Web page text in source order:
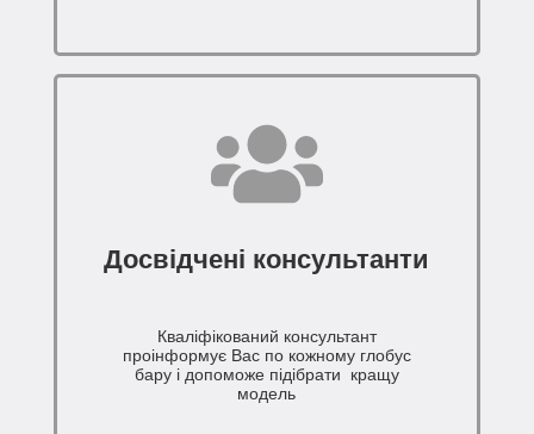
Досвідчені консультанти
Кваліфікований консультант
проінформує Вас по кожному глобус
бару і допоможе підібрати кращу
модель